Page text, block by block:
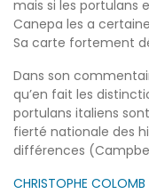
mais si les portulans
Canepa les a
Sa carte fortement
Dans son
qu’en fait les
portulans italiens
fierté nationale des
différences
CHRISTOPHE COLOMB